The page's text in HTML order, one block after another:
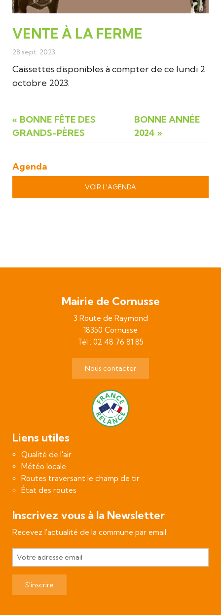
VENTE À LA FERME
28 sept. 2023
Caissettes disponibles à compter de ce lundi 2
octobre 2023.
« BONNE FÊTE DES
GRANDS-PÈRES
BONNE ANNÉE
2024 »
Agenda
VOIR L'AGENDA
Mairie de Cornusse
3 Route de Raymond
18350 Cornusse
Tél : 02 48 76 81 85
Nous contacter
Liens utiles
Qualité de l'air
Météo locale
Routes traversant le champ de tir
État des routes
Inscrivez vous à la Newsletter
Recevez l'actualité de la commune par email
S'inscrire